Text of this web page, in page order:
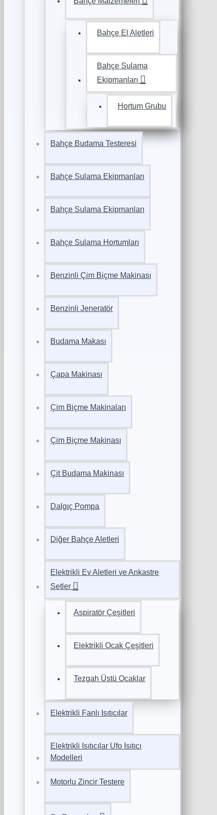
Bahçe El Aletleri
Bahçe Sulama
Ekipmanları
Hortum Grubu
Bahçe Budama Testeresi
Bahçe Sulama Ekipmanları
Bahçe Sulama Ekipmanları
Bahçe Sulama Hortumları
Benzinli Çim Biçme Makinası
Benzinli Jeneratör
Budama Makası
Çapa Makinası
Çim Biçme Makinaları
Çim Biçme Makinası
Çit Budama Makinası
Dalgıç Pompa
Diğer Bahçe Aletleri
Elektrikli Ev Aletleri ve Ankastre
Setler
Aspiratör Çeşitleri
Elektrikli Ocak Çeşitleri
Tezgah Üstü Ocaklar
Elektrikli Fanlı Isıtıcılar
Elektrikli Isıtıcılar Ufo Isıtıcı
Modelleri
Motorlu Zincir Testere